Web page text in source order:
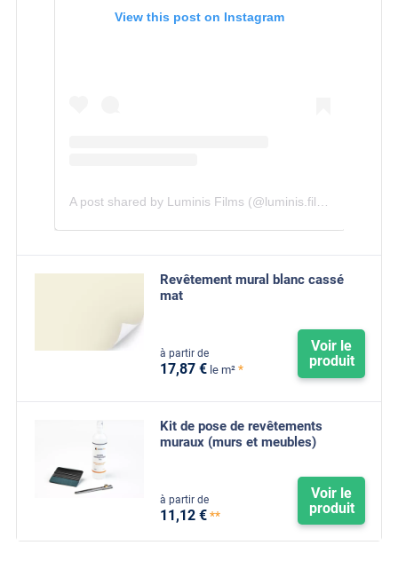
View this post on Instagram
Revêtement mural blanc cassé
mat
à partir de
17,87 € le m² *
Voir le
produit
Kit de pose de revêtements
muraux (murs et meubles)
à partir de
11 ,12 €**
Voir le
produit